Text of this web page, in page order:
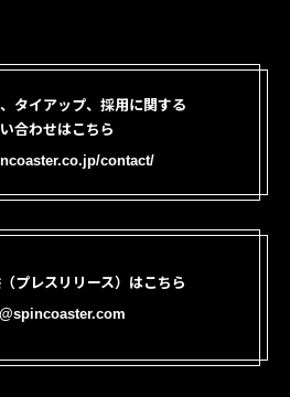
タイアップ、採用に関する
合わせはこちら
contact/
プレスリリース）はこちら